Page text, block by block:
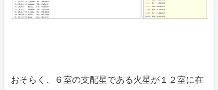
おそらく、６室の支配星である火星が１２室に在